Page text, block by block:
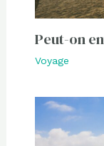
Peut-on
Voyage